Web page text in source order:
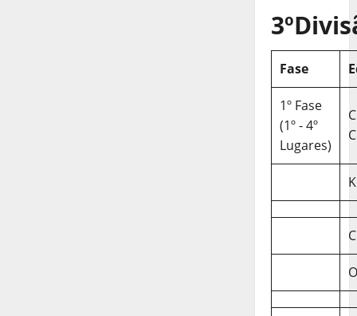
Fase
1º Fase
(1º - 4º
Lugares)
C